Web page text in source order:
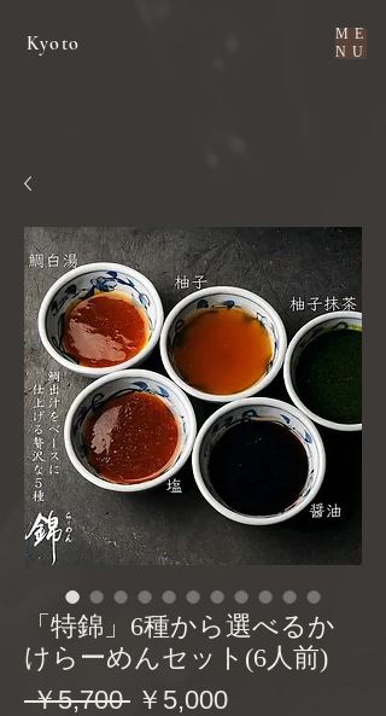
Kyoto
ME
NU
「特錦」6種から選べるか
けらーめんセット(6人前)
￥5,700 通￥5,000セ